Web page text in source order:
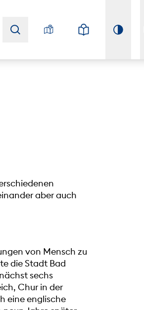
aber auch
von Mensch zu
die Stadt Bad
sechs
Chur in der
eine englische